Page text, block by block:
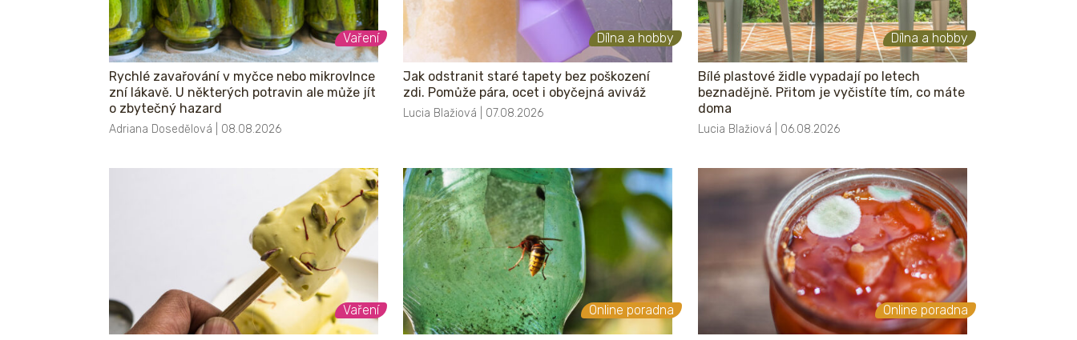
Vaření
Rychlé zavařování v myčce nebo mikrovlnce
zní lákavě. U některých potravin ale může jít
o zbytečný hazard
Adriana Dosedělová | 08.08.2026
Dílna a hobby
Jak odstranit staré tapety bez poškození
zdi. Pomůže pára, ocet i obyčejná aviváž
Lucia Blažiová | 07.08.2026
Dílna a hobby
Bílé plastové židle vypadají po letech
beznadějně. Přitom je vyčistíte tím, co máte
doma
Lucia Blažiová | 06.08.2026
Vaření Online poradna Online poradna